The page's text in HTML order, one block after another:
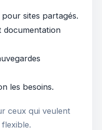
sites partagés.
documentation
les besoins.
ceux qui veulent